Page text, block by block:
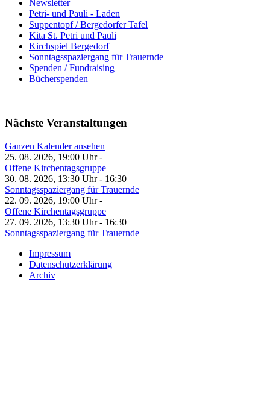
Newsletter
Petri- und Pauli - Laden
Suppentopf / Bergedorfer Tafel
Kita St. Petri und Pauli
Kirchspiel Bergedorf
Sonntagsspaziergang für Trauernde
Spenden / Fundraising
Bücherspenden
Nächste Veranstaltungen
Ganzen Kalender ansehen
25. 08. 2026, 19:00 Uhr -
Offene Kirchentagsgruppe
30. 08. 2026, 13:30 Uhr - 16:30
Sonntagsspaziergang für Trauernde
22. 09. 2026, 19:00 Uhr -
Offene Kirchentagsgruppe
27. 09. 2026, 13:30 Uhr - 16:30
Sonntagsspaziergang für Trauernde
Impressum
Datenschutzerklärung
Archiv